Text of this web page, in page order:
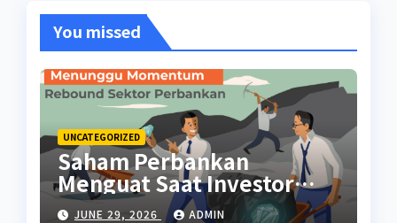
You missed
UNCATEGORIZED
Saham Perbankan
Menguat Saat Investor
Kembali Aktif
JUNE 29, 2026 ADMIN